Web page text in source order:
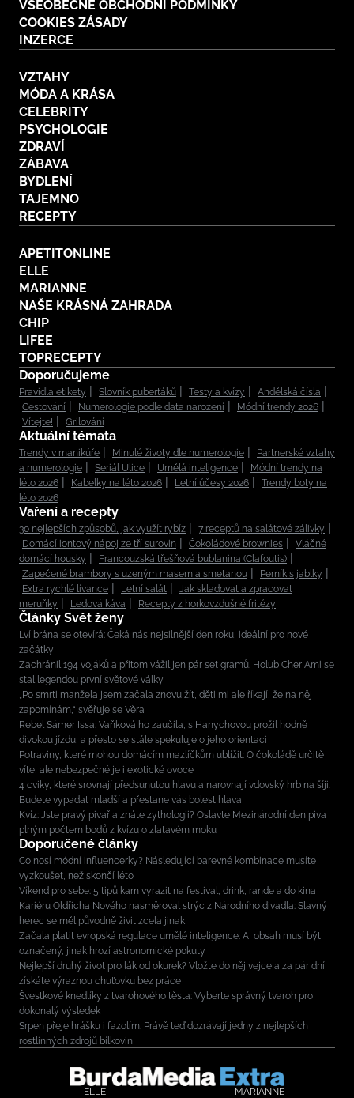
VŠEOBECNÉ OBCHODNÍ PODMÍNKY
COOKIES ZÁSADY
INZERCE
VZTAHY
MÓDA A KRÁSA
CELEBRITY
PSYCHOLOGIE
ZDRAVÍ
ZÁBAVA
BYDLENÍ
TAJEMNO
RECEPTY
APETITONLINE
ELLE
MARIANNE
NAŠE KRÁSNÁ ZAHRADA
CHIP
LIFEE
TOPRECEPTY
Doporučujeme
Pravidla etikety Slovník puberťáků Testy a kvízy
Andělská čísla
Cestování
Numerologie podle data narození
Módní trendy 2026
Vítejte!
Grilování
Aktuální témata
Trendy v manikúře Minulé životy dle numerologie
Partnerské vztahy
a numerologie
Seriál Ulice Umělá inteligence
Módní trendy na
léto 2026
Kabelky na léto 2026 Letní účesy 2026
Trendy boty na
léto 2026
Vaření a recepty
30 nejlepších způsobů, jak využít rybíz
7 receptů na salátové zálivky
Domácí iontový nápoj ze tří surovin
Čokoládové brownies
Vláčné
domácí housky
Francouzská třešňová bublanina (Clafoutis)
Zapečené brambory s uzeným masem a smetanou
Perník s jablky
Extra rychlé lívance
Letní salát
Jak skladovat a zpracovat
meruňky
Ledová káva Recepty z horkovzdušné fritézy
Články Svět ženy
Lví brána se otevírá: Čeká nás nejsilnější den roku, ideální pro nové
začátky
Zachránil 194 vojáků a přitom vážil jen pár set gramů. Holub Cher Ami se
stal legendou první světové války
„Po smrti manžela jsem začala znovu žít, děti mi ale říkají, že na něj
zapomínám,“ svěřuje se Věra
Rebel Sámer Issa: Vaňková ho zaučila, s Hanychovou prožil hodně
divokou jízdu, a přesto se stále spekuluje o jeho orientaci
Potraviny, které mohou domácím mazlíčkům ublížit: O čokoládě určitě
víte, ale nebezpečné je i exotické ovoce
4 cviky, které srovnají předsunutou hlavu a narovnají vdovský hrb na šíji.
Budete vypadat mladší a přestane vás bolest hlava
Kvíz: Jste pravý pivař a znáte zythologii? Oslavte Mezinárodní den piva
plným počtem bodů z kvízu o zlatavém moku
Doporučené články
Co nosí módní influencerky? Následující barevné kombinace musíte
vyzkoušet, než skončí léto
Víkend pro sebe: 5 tipů kam vyrazit na festival, drink, rande a do kina
Kariéru Oldřicha Nového nasměroval strýc z Národního divadla: Slavný
herec se měl původně živit zcela jinak
Začala platit evropská regulace umělé inteligence. AI obsah musí být
označený, jinak hrozí astronomické pokuty
Nejlepší druhý život pro lák od okurek? Vložte do něj vejce a za pár dní
získáte výraznou chuťovku bez práce
Švestkové knedlíky z tvarohového těsta: Vyberte správný tvaroh pro
dokonalý výsledek
Srpen přeje hrášku i fazolím. Právě teď dozrávají jedny z nejlepších
rostlinných zdrojů bílkovin
ELLE MARIANNE